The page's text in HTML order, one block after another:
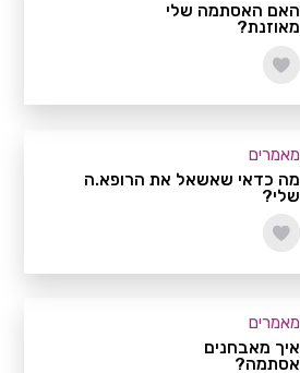
האם האסתמה שלי
מאוזנת?
מאמרים
מה כדאי שאשאל את הרופא.ה
שלי?
מאמרים
איך מאבחנים
אסתמה?